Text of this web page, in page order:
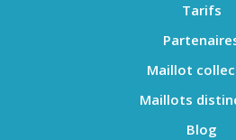
Tarifs
Maillot
Maillots
Blog